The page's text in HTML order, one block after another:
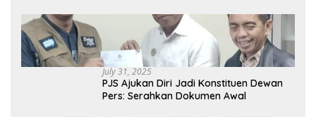
July 31, 2025
PJS Ajukan Diri Jadi Konstituen Dewan
Pers: Serahkan Dokumen Awal